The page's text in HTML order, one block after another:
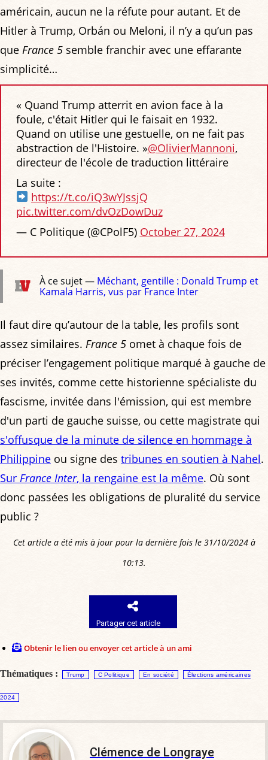
américain, aucun ne la réfute pour autant. Et de
Hitler à Trump, Orbán ou Meloni, il n’y a qu’un pas
que France 5 semble franchir avec une effarante
simplicité…
« Quand Trump atterrit en avion face à la
foule, c'était Hitler qui le faisait en 1932.
Quand on utilise une gestuelle, on ne fait pas
abstraction de l'Histoire. »@OlivierMannoni,
directeur de l'école de traduction littéraire
La suite :
https://t.co/iQ3wYJssjQ
pic.twitter.com/dvOzDowDuz
— C Politique (@CPolF5) October 27, 2024
À ce sujet — Méchant, gentille : Donald Trump et
Kamala Harris, vus par France Inter
Il faut dire qu’autour de la table, les profils sont
assez similaires. France 5 omet à chaque fois de
préciser l’engagement politique marqué à gauche de
ses invités, comme cette historienne spécialiste du
fascisme, invitée dans l'émission, qui est membre
d'un parti de gauche suisse, ou cette magistrate qui
s'offusque de la minute de silence en hommage à
Philippine ou signe des tribunes en soutien à Nahel.
Sur France Inter, la rengaine est la même. Où sont
donc passées les obligations de pluralité du service
public ?
Cet article a été mis à jour pour la dernière fois le 31/10/2024 à
10:13.
Partager cet article
Obtenir le lien ou envoyer cet article à un ami
Thématiques : Trump C Politique En société Élections américaines
2024
Clémence de Longraye